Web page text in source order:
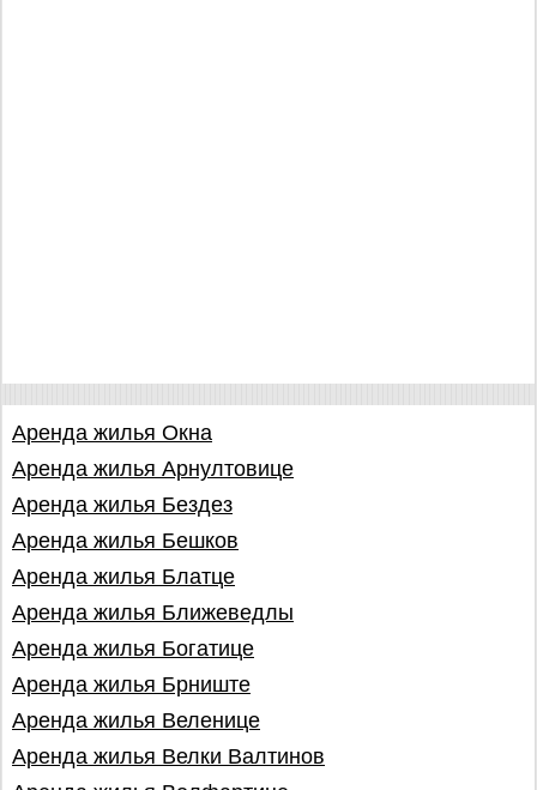
Аренда жилья Oкна
Аренда жилья Арнултовице
Аренда жилья Бездез
Аренда жилья Бешков
Аренда жилья Блатце
Аренда жилья Ближеведлы
Аренда жилья Богатице
Аренда жилья Брниште
Аренда жилья Веленице
Аренда жилья Велки Валтинов